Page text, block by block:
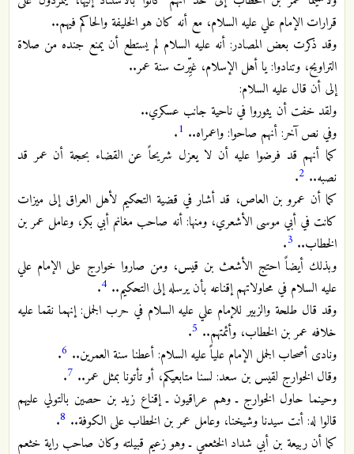
قرارات الإمام علي عليه السلام، مع أنه كان هو الخليفة والحاكم فيهم..
وقد ذكرت بعض المصادر: أنه عليه السلام لم يستطع أن يمنع جنده من صلاة
التراويح، وتنادوا: يا أهل الإسلام، غيِّرت سنة عمر..
إلى أن قال عليه السلام:
ولقد خفت أن يثوروا في ناحية جانب عسكري..
وفي نص آخر: أنهم صاحوا: واعمراه.. 1
.
كما أنهم قد فرضوا عليه أن لا يعزل شريحاً عن القضاء بحجة أن عمر قد
نصبه.. 2
.
كما أن عمرو بن العاص، قد أشار في قضية التحكيم لأهل العراق إلى ميزات
كانت في أبي موسى الأشعري، ومنها: أنه صاحب مغانم أبي بكر، وعامل عمر بن
الخطاب.. 3
.
وبذلك أيضاً احتج الأشعث بن قيس، ومن صاروا خوارج على الإمام علي
عليه السلام في محاولاتهم إقناعه بأن يرسله إلى التحكيم.. 4
.
وقد قال طلحة والزبير للإمام علي عليه السلام في حرب الجمل: إنهما نقما عليه
خلافه عمر بن الخطاب، وأئمتهم.. 5
.
ونادى أصحاب الجمل الإمام علياً عليه السلام: أعطنا سنة العمرين.. 6
.
وقال الخوارج لقيس بن سعد: لسنا متابعيكم، أو تأتونا بمثل عمر.. 7
.
وحينما حاول الخوارج ـ وهم عراقيون ـ إقناع زيد بن حصين بالتولي عليهم
قالوا له: أنت سيدنا وشيخنا، وعامل عمر بن الخطاب على الكوفة.. 8
.
كما أن ربيعة بن أبي شداد الخثعمي ـ وهو زعيم قبيلته وكان صاحب راية خثعم